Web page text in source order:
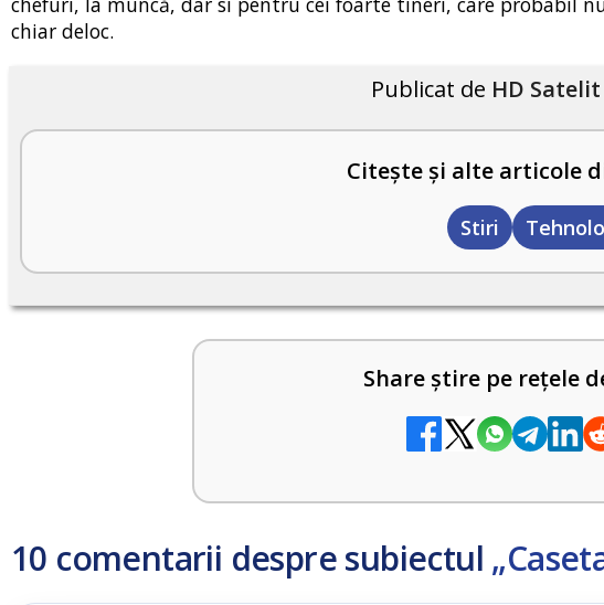
chiar deloc.
Publicat de HD
Citește și alte articole
Stiri
Share știre pe rețele
10 comentarii despre subiectul